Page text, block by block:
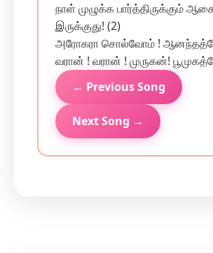
நாள் முழுக்க பார்த்திருக்கும்
இருக்குது! (2)
அரோகரா சொல்வோம் !
வரான் ! வரான் ! முருகன்!
← Previous Song
Next Song →